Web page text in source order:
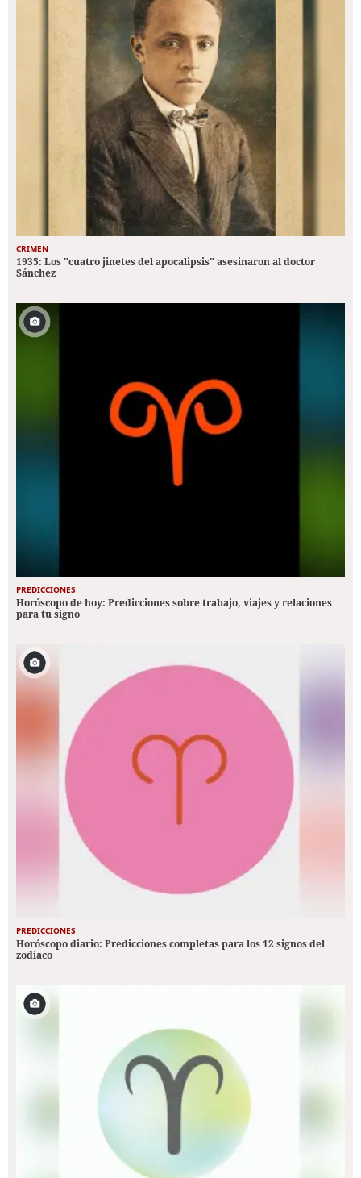
CRIMEN
1935: Los "cuatro jinetes del apocalipsis" asesinaron al doctor
Sánchez
PREDICCIONES
Horóscopo de hoy: Predicciones sobre trabajo, viajes y relaciones
para tu signo
PREDICCIONES
Horóscopo diario: Predicciones completas para los 12 signos del
zodiaco